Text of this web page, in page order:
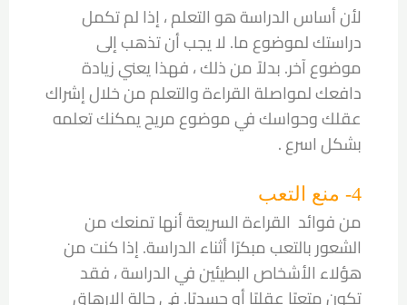
لأن أساس الدراسة هو التعلم ، إذا لم تكمل
دراستك لموضوع ما. لا يجب أن تذهب إلى
موضوع آخر. بدلاً من ذلك ، فهذا يعني زيادة
دافعك لمواصلة القراءة والتعلم من خلال إشراك
عقلك وحواسك في موضوع مريح يمكنك تعلمه
بشكل اسرع .
4- منع التعب
من فوائد القراءة السريعة أنها تمنعك من
الشعور بالتعب مبكرًا أثناء الدراسة. إذا كنت من
هؤلاء الأشخاص البطيئين في الدراسة ، فقد
تكون متعبًا عقليًا أو جسديًا. في حالة الإرهاق